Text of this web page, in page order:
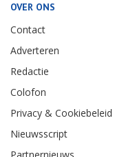
OVER ONS
Contact
Adverteren
Redactie
Colofon
Privacy & Cookiebeleid
Nieuwsscript